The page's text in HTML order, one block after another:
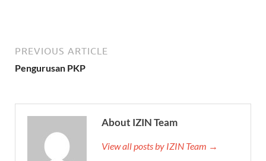
PREVIOUS ARTICLE
Pengurusan PKP
About IZIN Team
View all posts by IZIN Team →